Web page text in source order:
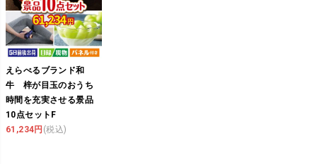
えらべるブランド和
牛 梓が目玉のおうち
時間を充実させる景品
10点セットF
61,234円 (税込)